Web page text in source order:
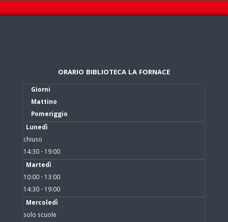
ORARIO BIBLIOTECA LA FORNACE
Giorni
Mattino
Pomeriggio
Lunedì
chiuso
14:30 - 19:00
Martedì
10:00 - 13:00
14:30 - 19:00
Mercoledì
solo scuole